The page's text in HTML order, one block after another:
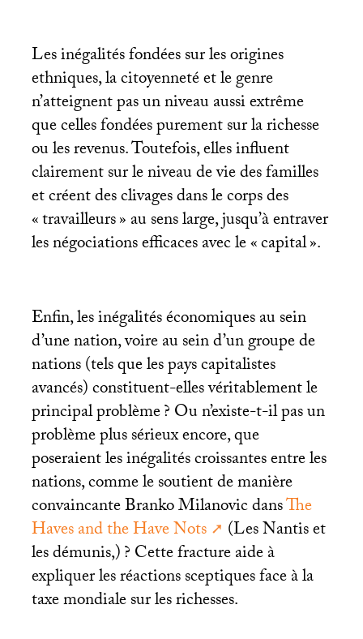
Les inégalités fondées sur les origines
ethniques, la citoyenneté et le genre
n’atteignent pas un niveau aussi extrême
que celles fondées purement sur la richesse
ou les revenus. Toutefois, elles influent
clairement sur le niveau de vie des familles
et créent des clivages dans le corps des
«travailleurs» au sens large, jusqu’à entraver
les négociations efficaces avec le «capital».
Enfin, les inégalités économiques au sein
d’une nation, voire au sein d’un groupe de
nations (tels que les pays capitalistes
avancés) constituent-elles véritablement le
principal problème? Ou n’existe-t-il pas un
problème plus sérieux encore, que
poseraient les inégalités croissantes entre les
nations, comme le soutient de manière
convaincante Branko Milanovic dansThe
Haves and the Have Nots
(Les Nantis et
les démunis,)? Cette fracture aide à
expliquer les réactions sceptiques face à la
taxe mondiale sur les richesses.